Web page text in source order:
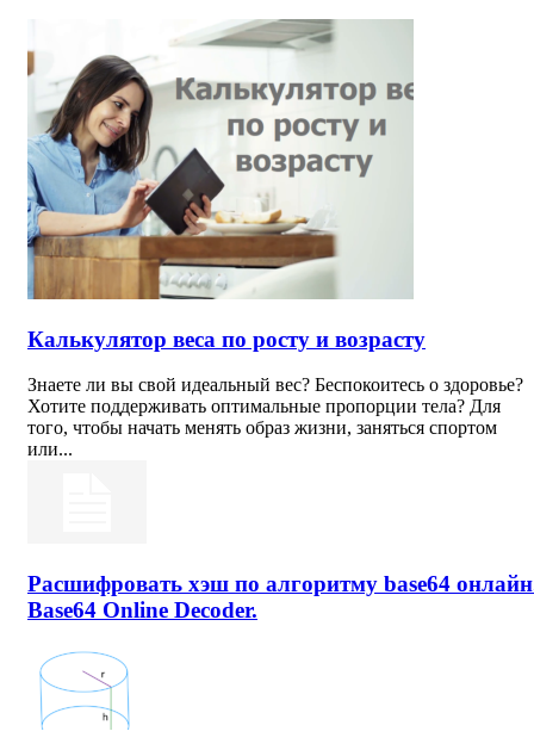
Калькулятор веса по росту и возрасту
Знаете ли вы свой идеальный вес? Беспокоитесь о здоровье?
Хотите поддерживать оптимальные пропорции тела? Для
того, чтобы начать менять образ жизни, заняться спортом
или...
Расшифровать хэш по алгоритму base64
Base64 Online Decoder.